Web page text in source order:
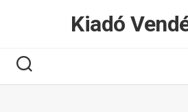
Kiadó